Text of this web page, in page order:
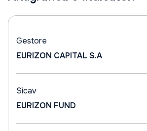
Gestore
EURIZON CAPITAL S.A
Sicav
EURIZON FUND